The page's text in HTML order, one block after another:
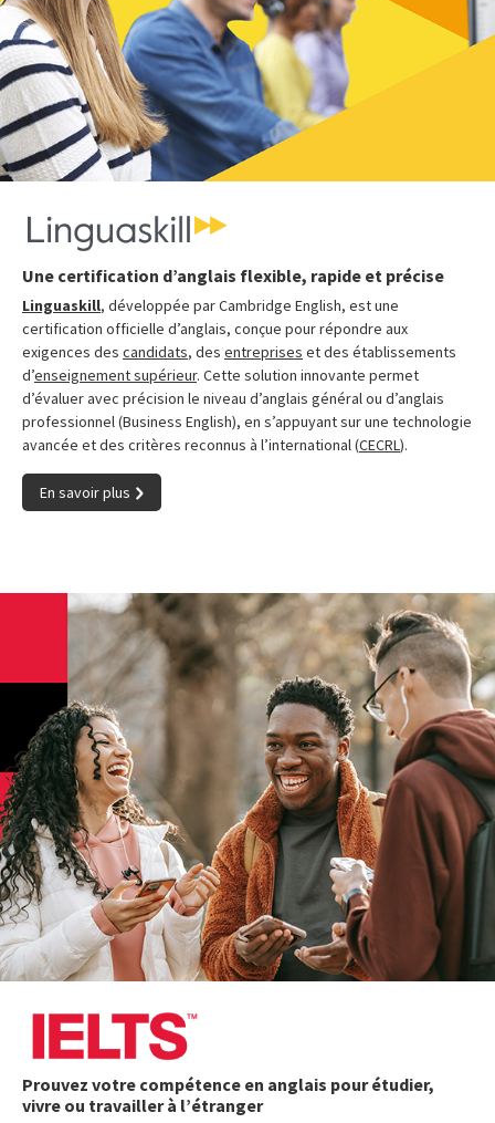
Une certification d’anglais flexible, rapide et précise
Linguaskill, développée par Cambridge English, est une
certification officielle d’anglais, conçue pour répondre aux
exigences des candidats, des entreprises et des établissements
d’enseignement supérieur. Cette solution innovante permet
d’évaluer avec précision le niveau d’anglais général ou d’anglais
professionnel (Business English), en s’appuyant sur une technologie
avancée et des critères reconnus à l’international (CECRL).
En savoir plus
Prouvez votre compétence en anglais pour étudier,
vivre ou travailler à l’étranger